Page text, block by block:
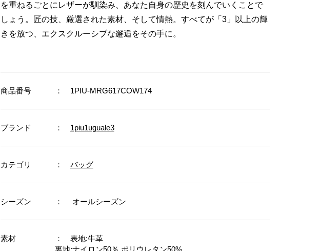
を重ねるごとにレザーが馴染み、あなた自身の歴史を刻んでいくことで
しょう。匠の技、厳選された素材、そして情熱。すべてが「3」以上の輝
きを放つ、エクスクルーシブな邂逅をその手に。
商品番号 ： 1PIU-MRG617COW174
ブランド ： 1piu1uguale3
カテゴリ ： バッグ
シーズン ： オールシーズン
素材
： 表地:牛革
裏地:ナイロン50％,ポリウレタン50%